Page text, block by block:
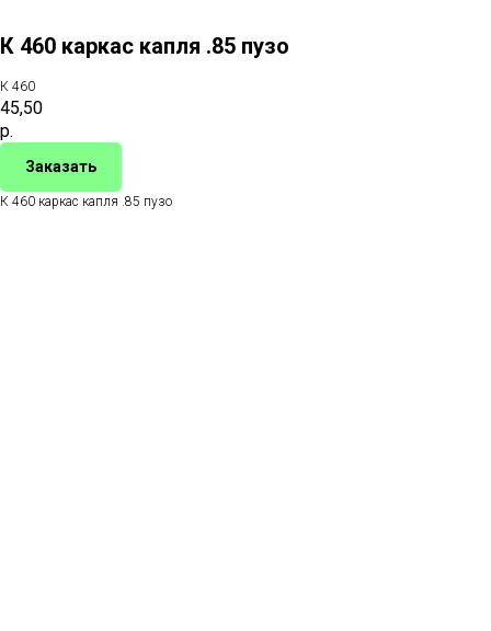
К 460 каркас капля .85 пузо
К 460
45,50
р.
Заказать
К 460 каркас капля .85 пузо